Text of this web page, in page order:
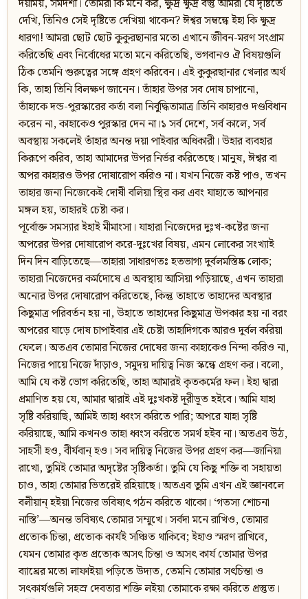
দয়াময়, সমদর্শী। তোমরা কি মনে কর, ক্ষুদ্র ক্ষুদ্র বস্তু আমরা যে দৃষ্টিতে
দেখি, তিনিও সেই দৃষ্টিতে দেখিয়া থাকেন? ঈশ্বর সম্বন্ধে ইহা কি ক্ষুদ্র
ধারণা! আমরা ছোট ছোট কুকুরছানার মতো এখানে জীবন-মরণ সংগ্রাম
করিতেছি এবং নির্বোধের মতো মনে করিতেছি, ভগবানও ঐ বিষয়গুলি
ঠিক তেমনি গুরুত্বের সঙ্গে গ্রহণ করিবেন। এই কুকুরছানার খেলার অর্থ
কি, তাহা তিনি বিলক্ষণ জানেন। তাঁহার উপর সব দোষ চাপানো,
তাঁহাকে দন্ড-পুরস্কারের কর্তা বলা নির্বুদ্ধিতামাত্র।তিনি কাহারও দণ্ডবিধান
করেন না, কাহাকেও পুরস্কার দেন না।১ সর্ব দেশে, সর্ব কালে, সর্ব
অবস্থায় সকলেই তাঁহার অনন্ত দয়া পাইবার অধিকারী। উহার ব্যবহার
কিরূপে করিব, তাহা আমাদের উপর নির্ভর করিতেছে। মানুষ, ঈশ্বর বা
অপর কাহারও উপর দোষারোপ করিও না। যখন নিজে কষ্ট পাও, তখন
তাহার জন্য নিজেকেই দোষী বলিয়া স্থির কর এবং যাহাতে আপনার
মঙ্গল হয়, তাহারই চেষ্টা কর।
পূর্বোক্ত সমস্যার ইহাই মীমাংসা। যাহারা নিজেদের দুঃখ-কষ্টের জন্য
অপরের উপর দোষারোপ করে-দুঃখের বিষয়, এমন লোকের সংখ্যাই
দিন দিন বাড়িতেছে—তাহারা সাধারণতঃ হতভাগ্য দুর্বলমস্তিষ্ক লোক;
তাহারা নিজেদের কর্মদোষে এ অবস্থায় আসিয়া পড়িয়াছে, এখন তাহারা
অন্যের উপর দোষারোপ করিতেছে, কিন্তু তাহাতে তাহাদের অবস্থার
কিছুমাত্র পরিবর্তন হয় না, উহাতে তাহাদের কিছুমাত্র উপকার হয় না বরং
অপরের ঘাড়ে দোষ চাপাইবার এই চেষ্টা তাহাদিগকে আরও দুর্বল করিয়া
ফেলে। অতএব তোমার নিজের দোষের জন্য কাহাকেও নিন্দা করিও না,
নিজের পায়ে নিজে দাঁড়াও, সমুদয় দায়িত্ব নিজ স্কন্ধে গ্রহণ কর। বলো,
আমি যে কষ্ট ভোগ করিতেছি, তাহা আমারই কৃতকর্মের ফল। ইহা দ্বারা
প্রমাণিত হয় যে, আমার দ্বারাই এই দুঃখকষ্ট দূরীভূত হইবে। আমি যাহা
সৃষ্টি করিয়াছি, আমিই তাহা ধ্বংস করিতে পারি; অপরে যাহা সৃষ্টি
করিয়াছে, আমি কখনও তাহা ধ্বংস করিতে সমর্থ হইব না। অতএব উঠ,
সাহসী হও, বীর্যবান‍্ হও। সব দায়িত্ব নিজের উপর গ্রহণ কর—জানিয়া
রাখো, তুমিই তোমার অদৃষ্টের সৃষ্টিকর্তা। তুমি যে কিছু শক্তি বা সহায়তা
চাও, তাহা তোমার ভিতরেই রহিয়াছে। অতএব তুমি এখন এই জ্ঞানবলে
বলীয়ান‍্ হইয়া নিজের ভবিষ্যৎ গঠন করিতে থাকো। ‘গতস্য শোচনা
নাস্তি’—অনন্ত ভবিষ্যৎ তোমার সম্মুখে। সর্বদা মনে রাখিও, তোমার
প্রত্যেক চিন্তা, প্রত্যেক কার্যই সঞ্চিত থাকিবে; ইহাও স্মরণ রাখিবে,
যেমন তোমার কৃত প্রত্যেক অসৎ চিন্তা ও অসৎ কার্য তোমার উপর
ব্যাঘ্রের মতো লাফাইয়া পড়িতে উদ্যত, তেমনি তোমার সৎচিন্তা ও
সৎকার্যগুলি সহস্র দেবতার শক্তি লইয়া তোমাকে রক্ষা করিতে প্রস্তুত।